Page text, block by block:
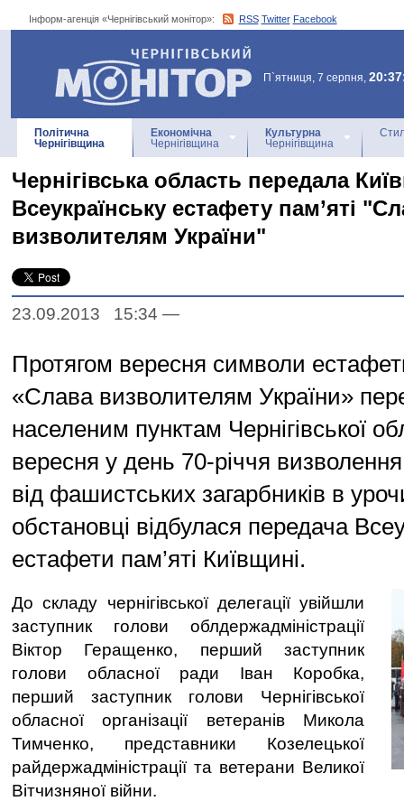
Інформ-агенція «Чернігівський монітор»: RSS Twitter Facebook
Інформ-агенція
«Чернігівський монітор»
П`ятниця, 7 серпня,
Політична
Чернігівщина
Економічна
Чернігівщина
Культурна
Чернігівщина
Чернігівська область передала
Всеукраїнську естафету пам’яті
визволителям України"
23.09.2013 15:34 —
Протягом вересня символи
«Слава визволителям України»
населеним пунктам Чернігівської
вересня у день 70-річчя визволення
від фашистських загарбників в
обстановці відбулася передача
естафети пам’яті Київщині.
До складу чернігівської делегації увійшли
заступник голови облдержадміністрації
Віктор Геращенко, перший заступник
голови обласної ради Іван Коробка,
перший заступник голови Чернігівської
обласної організації ветеранів Микола
Тимченко, представники Козелецької
райдержадміністрації та ветерани Великої
Вітчизняної війни.